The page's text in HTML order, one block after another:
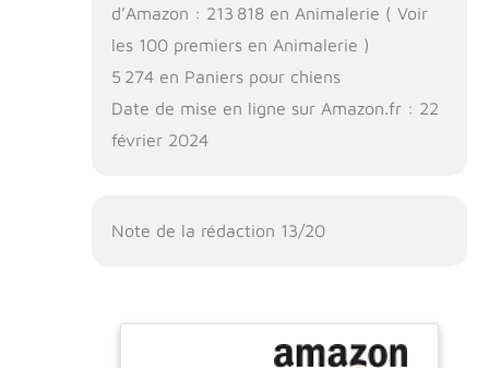
d’Amazon : 213 818 en Animalerie ( Voir
les 100 premiers en Animalerie )
5 274 en Paniers pour chiens
Date de mise en ligne sur Amazon.fr : 22
février 2024
Note de la rédaction 13/20